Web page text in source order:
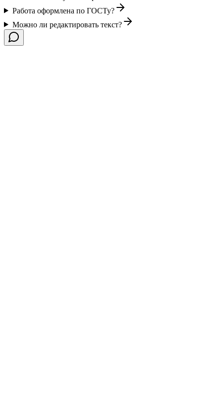
Работа оформлена по ГОСТу?
Можно ли редактировать текст?